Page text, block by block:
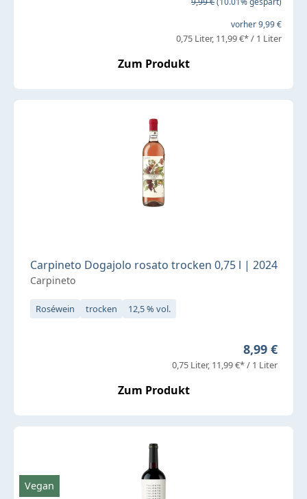
vorher 9,99 €
0,75 Liter 11,99 €* / 1 Liter
Zum Produkt
Carpineto Dogajolo rosato trocken 0,75 l | 2024
Carpineto
Roséwein trocken 12,5 % vol.
Regulärer
8,99 €
0,75 Liter 11,99 €* / 1 Liter
Zum Produkt
Vegan